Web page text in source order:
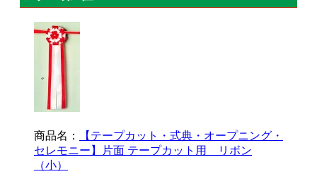
商品名：
【テープカット・式典・オープニング・
セレモニー】片面 テープカット用 リボン
（小）